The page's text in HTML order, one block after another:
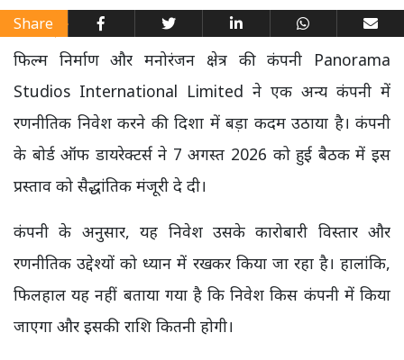
Share
फिल्म निर्माण और मनोरंजन क्षेत्र की कंपनी Panorama
Studios International Limited ने एक अन्य कंपनी में
रणनीतिक निवेश करने की दिशा में बड़ा कदम उठाया है। कंपनी
के बोर्ड ऑफ डायरेक्टर्स ने 7 अगस्त 2026 को हुई बैठक में इस
प्रस्ताव को सैद्धांतिक मंजूरी दे दी।
कंपनी के अनुसार, यह निवेश उसके कारोबारी विस्तार और
रणनीतिक उद्देश्यों को ध्यान में रखकर किया जा रहा है। हालांकि,
फिलहाल यह नहीं बताया गया है कि निवेश किस कंपनी में किया
जाएगा और इसकी राशि कितनी होगी।